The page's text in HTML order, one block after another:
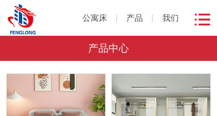
公寓床 产品 我们
产品中心